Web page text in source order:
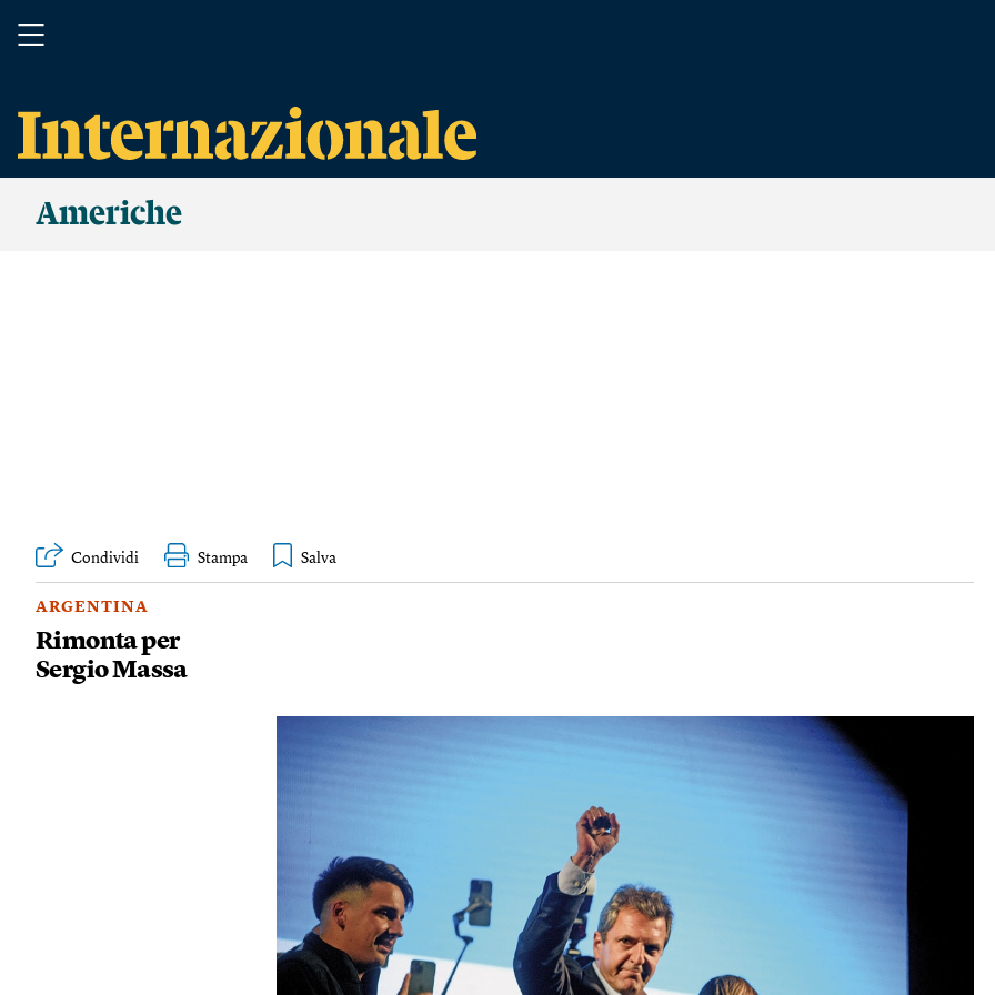
Americhe
Condividi Stampa
ARGENTINA
Rimonta per
Sergio Massa
Contrariamente a tutti i pronostici, il 22 ottobre il ministro dell’economia
Sergio Massa, della coalizione peronista (centrosinistra) al governo, ha vinto
il primo turno delle elezioni presidenziali con il 36,6 per cento dei voti.
Andrà al ballottaggio il 19 novembre con il candidato di estrema destra
Javier Milei, che ha fondato il partito La libertad avanza e ha avuto il 29,9
per cento delle preferenze. In caso di vittoria, Massa ha detto che formerà
un governo di unità nazionale, basato sulla meritocrazia e non sulle
alleanze politiche. Secondo elDiarioarMassa è arrivato in testa grazie ai
voti presi nella provincia di Buenos Aires, la più popolosa dell’Argentina. ◆